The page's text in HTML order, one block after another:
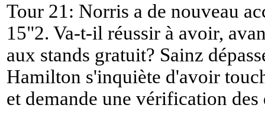
Tour 21: Norris a de nouveau
15"2. Va-t-il réussir à avoir,
aux stands gratuit? Sainz
Hamilton s'inquiète d'avoir
et demande une vérification des